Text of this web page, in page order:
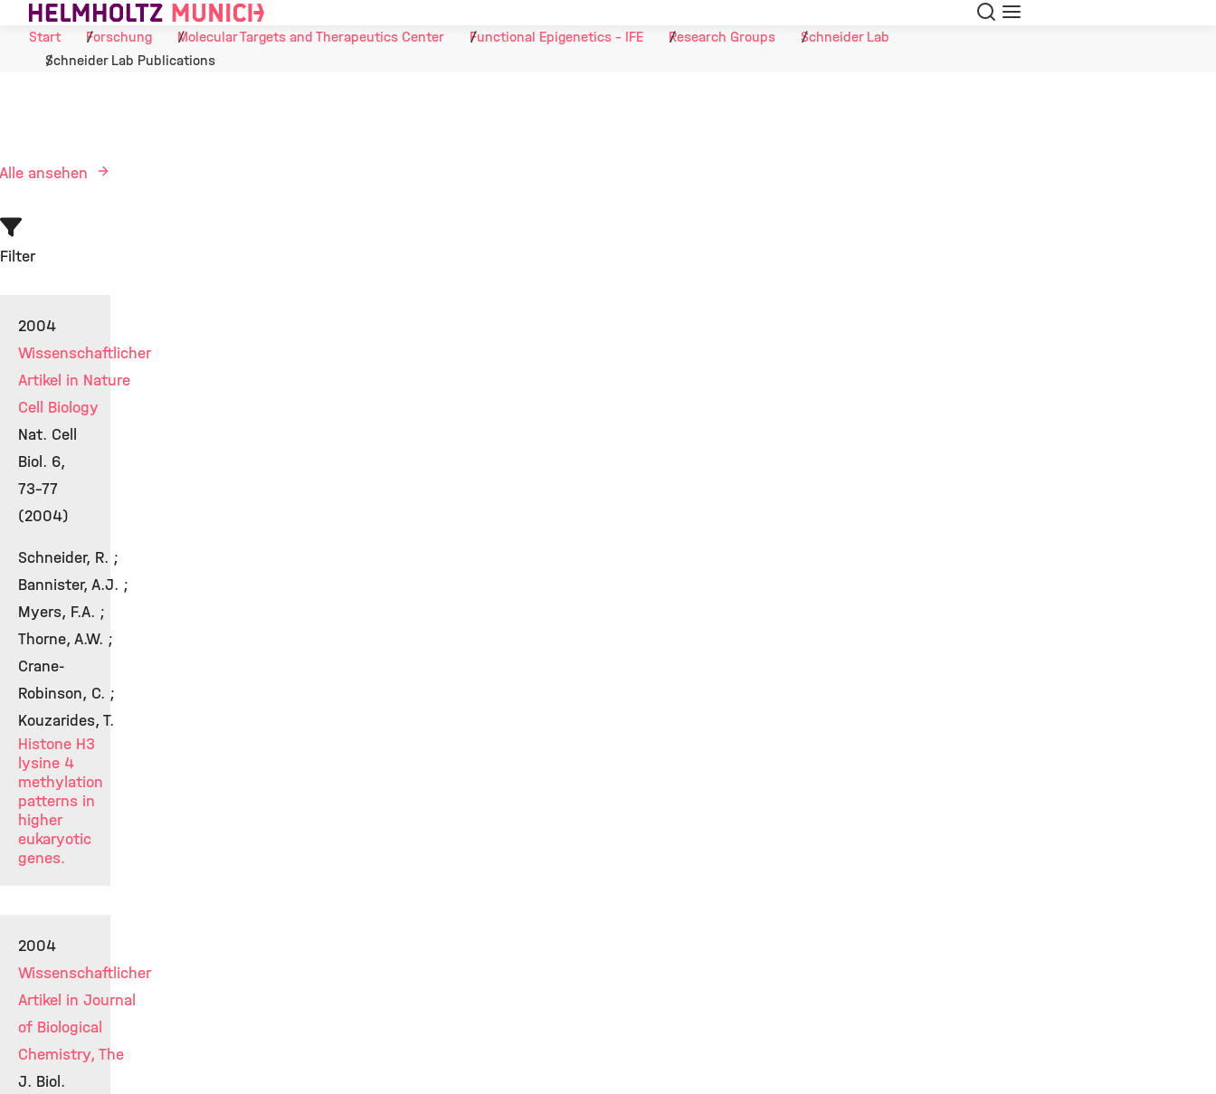
Skip to Content SucheNavigation
Start
Forschung Molecular Targets and Therapeutics Center Functional Epigenetics - IFE Research Groups
Schneider Lab
Schneider Lab Publications
Alle ansehen
Filter
2004
Wissenschaftlicher
Artikel in Nature
Cell Biology
Nat. Cell
Biol. 6,
73-77
(2004)
Schneider, R. ;
Bannister, A.J. ;
Myers, F.A. ;
Thorne, A.W. ;
Crane-
Robinson, C. ;
Kouzarides, T.
Histone H3
lysine 4
methylation
patterns in
higher
eukaryotic
genes.
2004
Wissenschaftlicher
Artikel in Journal
of Biological
Chemistry, The
J. Biol.